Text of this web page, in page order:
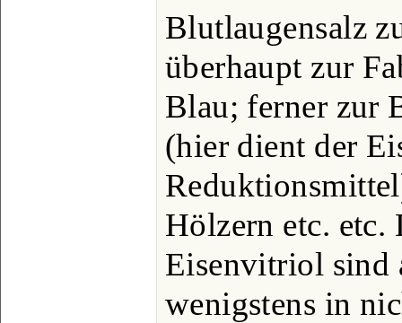
Blutlaugensalz
überhaupt zur
Blau; ferner zur
(hier dient der
Hölzern etc. etc.
Eisenvitriol sind
wenigstens in